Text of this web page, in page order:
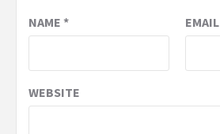
NAME * EMAIL
WEBSITE